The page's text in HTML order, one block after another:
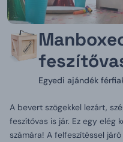
Egyedi ajándék
A bevert szögekkel lezárt,
feszítővas is jár. Ez egy elég
számára! A felfeszítéssel